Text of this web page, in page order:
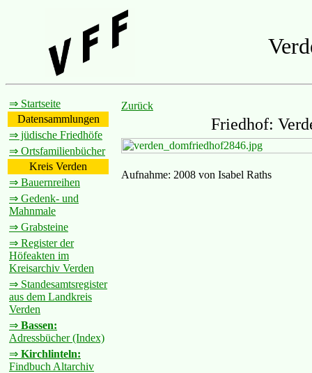
⇒ Startseite
Datensammlungen
⇒ jüdische Friedhöfe
⇒ Ortsfamilienbücher
Kreis Verden
⇒ Bauernreihen
⇒ Gedenk- und
Mahnmale
⇒ Grabsteine
⇒ Register der
Höfeakten im
Kreisarchiv Verden
⇒ Standesamtsregister
aus dem Landkreis
Verden
⇒ Bassen:
Adressbücher (Index)
⇒ Kirchlinteln:
Findbuch Altarchiv
Zurück
Friedhof:
Aufnahme: 2008 von Isabel Raths